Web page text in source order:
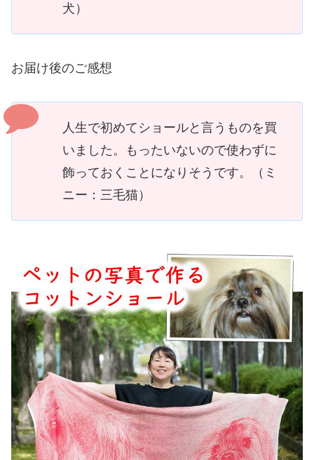
犬）
お届け後のご感想
人生で初めてショールと言うものを買
いました。もったいないので使わずに
飾っておくことになりそうです。（ミ
ニー：三毛猫）